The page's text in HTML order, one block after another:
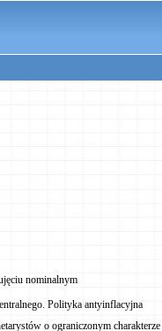
nominalnym
Polityka antyinflacyjna
o ograniczonym charakterze